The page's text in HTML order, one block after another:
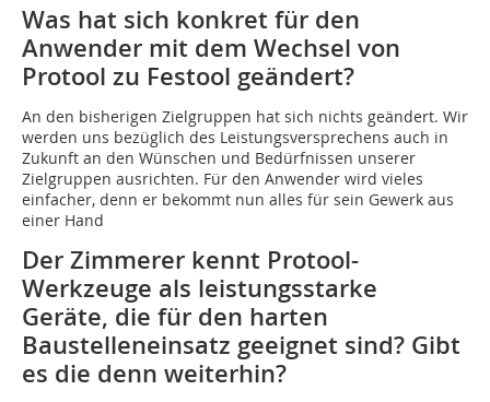
Was hat sich konkret für den
Anwender mit dem Wechsel von
Protool zu Festool geändert?
An den bisherigen Zielgruppen hat sich nichts geändert. Wir
werden uns bezüglich des Leistungsversprechens auch in
Zukunft an den Wünschen und Bedürfnissen unserer
Zielgruppen ausrichten. Für den Anwender wird vieles
einfacher, denn er bekommt nun alles für sein Gewerk aus
einer Hand
Der Zimmerer kennt Protool-
Werkzeuge als leistungsstarke
Geräte, die für den harten
Baustelleneinsatz geeignet sind? Gibt
es die denn weiterhin?